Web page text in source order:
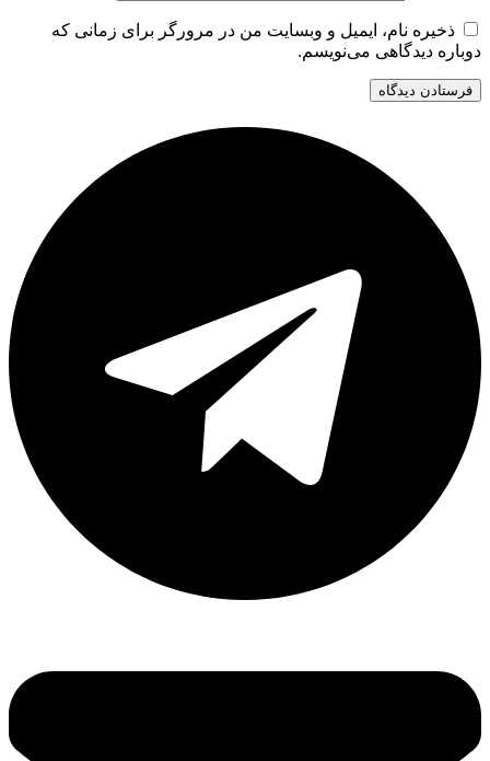
ایمیل و وبسایت من در مرورگر برای زمانی که
می‌نویسم.